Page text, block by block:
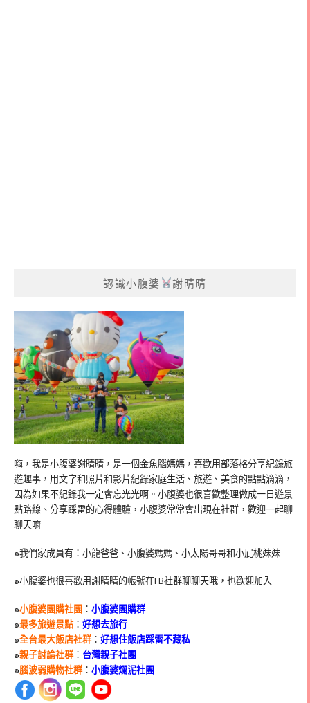
認識小腹婆 謝晴晴
嗨，我是小腹婆謝晴晴，是一個金魚腦媽媽，喜歡用部落格分享紀錄旅
遊趣事，用文字和照片和影片紀錄家庭生活、旅遊、美食的點點滴滴，
因為如果不紀錄我一定會忘光光啊。小腹婆也很喜歡整理做成一日遊景
點路線、分享踩雷的心得體驗，小腹婆常常會出現在社群，歡迎一起聊
聊天唷
๑我們家成員有：小龍爸爸、小腹婆媽媽、小太陽哥哥和小屁桃妹妹
๑小腹婆也很喜歡用謝晴晴的帳號在FB社群聊聊天哦，也歡迎加入
๑小腹婆團購社團 ： 小腹婆團購群
๑最多旅遊景點： 好想去旅行
๑全台最大飯店社群： 好想住飯店踩雷不藏私
๑親子討論社群： 台灣親子社團
๑腦波弱購物社群： 小腹婆爛泥社團